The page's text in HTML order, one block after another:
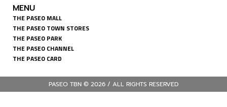
MENU
THE PASEO MALL
THE PASEO TOWN STORES
THE PASEO PARK
THE PASEO CHANNEL
THE PASEO CARD
PASEO TBN © 2026 / ALL RIGHTS RESERVED